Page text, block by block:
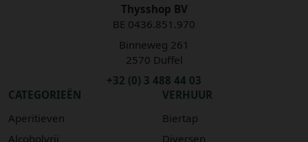
Thysshop BV
BE 0436.851.970
Binneweg 261
2570 Duffel
+32 (0) 3 488 44 03
CATEGORIEËN
Aperitieven
Alcoholvrij
VERHUUR
Biertap
Diversen